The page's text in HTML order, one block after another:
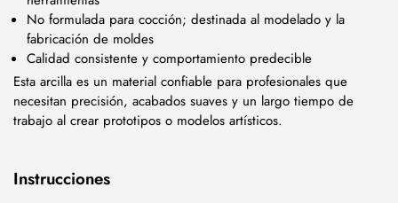
No formulada para cocción; destinada al modelado y la
fabricación de moldes
Calidad consistente y comportamiento predecible
Esta arcilla es un material confiable para profesionales que
necesitan precisión, acabados suaves y un largo tiempo de
trabajo al crear prototipos o modelos artísticos.
Instrucciones